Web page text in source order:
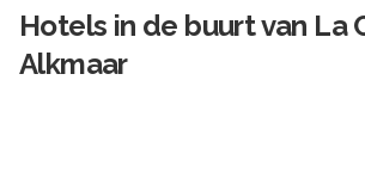
Hotels in de buurt van La
Alkmaar